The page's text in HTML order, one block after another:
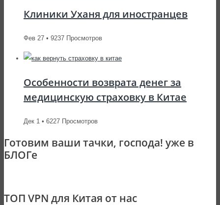
Клиники Уханя для иностранцев
Фев 27 • 9237 Просмотров
Особенности возврата денег за
медицинскую страховку в Китае
Дек 1 • 6227 Просмотров
Готовим ваши тачки, господа! уже в
БЛОГе
ТОП VPN для Китая от нас